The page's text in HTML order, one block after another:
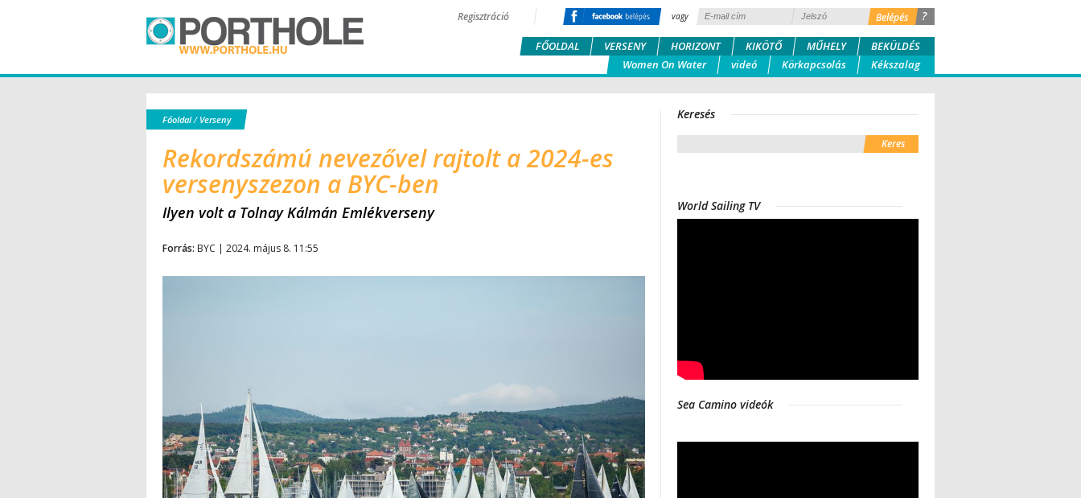
?
vagy
Regisztráció
FŐOLDAL VERSENY HORIZONT KIKÖTŐ MŰHELY
BEKÜLDÉS
Women On Water
videó Körkapcsolás Kékszalag
Főoldal/ Verseny
Rekordszámú nevezővel rajtolt a 2024-es
versenyszezon a BYC-ben
Ilyen volt a Tolnay Kálmán Emlékverseny
Forrás: BYC | 2024. május 8. 11:55
Keresés
World Sailing TV
Sea Camino videók